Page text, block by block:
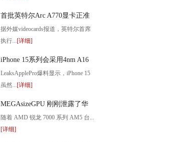
首批英特尔Arc A770显卡正准
备零售
据外媒videocards报道，英特尔首席
执行...[详细]
iPhone 15系列会采用4nm A16
处理器和3nm A17处理器混搭
LeaksApplePro爆料显示，iPhone 15
虽然...[详细]
MEGAsizeGPU 刚刚泄露了华
硕 X670 / X670E 主板的型号价
目表
随着 AMD 锐龙 7000 系列 AM5 台...
[详细]